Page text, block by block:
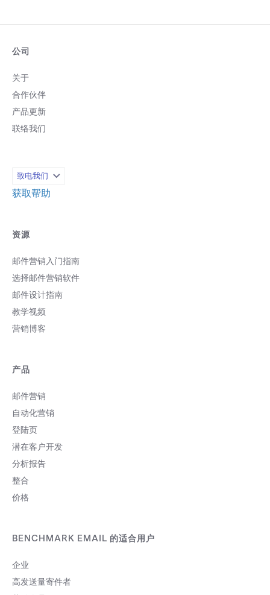
公司
关于
合作伙伴
产品更新
联络我们
致电我们
获取帮助
资源
邮件营销入门指南
选择邮件营销软件
邮件设计指南
教学视频
营销博客
产品
邮件营销
自动化营销
登陆页
潜在客户开发
分析报告
整合
价格
BENCHMARK EMAIL 的适合用户
企业
高发送量寄件者